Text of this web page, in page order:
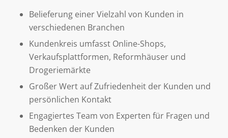
Belieferung einer Vielzahl von Kunden in
verschiedenen Branchen
Kundenkreis umfasst Online-Shops,
Verkaufsplattformen, Reformhäuser und
Drogeriemärkte
Großer Wert auf Zufriedenheit der Kunden und
persönlichen Kontakt
Engagiertes Team von Experten für Fragen und
Bedenken der Kunden